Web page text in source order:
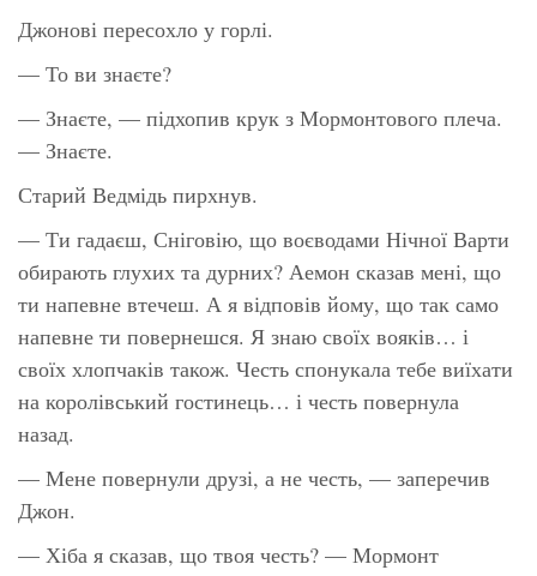
Джонові пересохло у горлі.
— То ви знаєте?
— Знаєте, — підхопив крук з Мормонтового плеча.
— Знаєте.
Старий Ведмідь пирхнув.
— Ти гадаєш, Сніговію, що воєводами Нічної Варти
обирають глухих та дурних? Аемон сказав мені, що
ти напевне втечеш. А я відповів йому, що так само
напевне ти повернешся. Я знаю своїх вояків… і
своїх хлопчаків також. Честь спонукала тебе виїхати
на королівський гостинець… і честь повернула
назад.
— Мене повернули друзі, а не честь, — заперечив
Джон.
— Хіба я сказав, що твоя честь? — Мормонт